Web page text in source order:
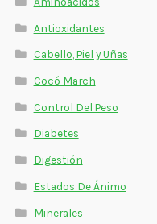
Antioxidantes
Cabello, Piel y Uñas
Cocó March
Control Del Peso
Diabetes
Digestión
Estados De Ánimo
Minerales